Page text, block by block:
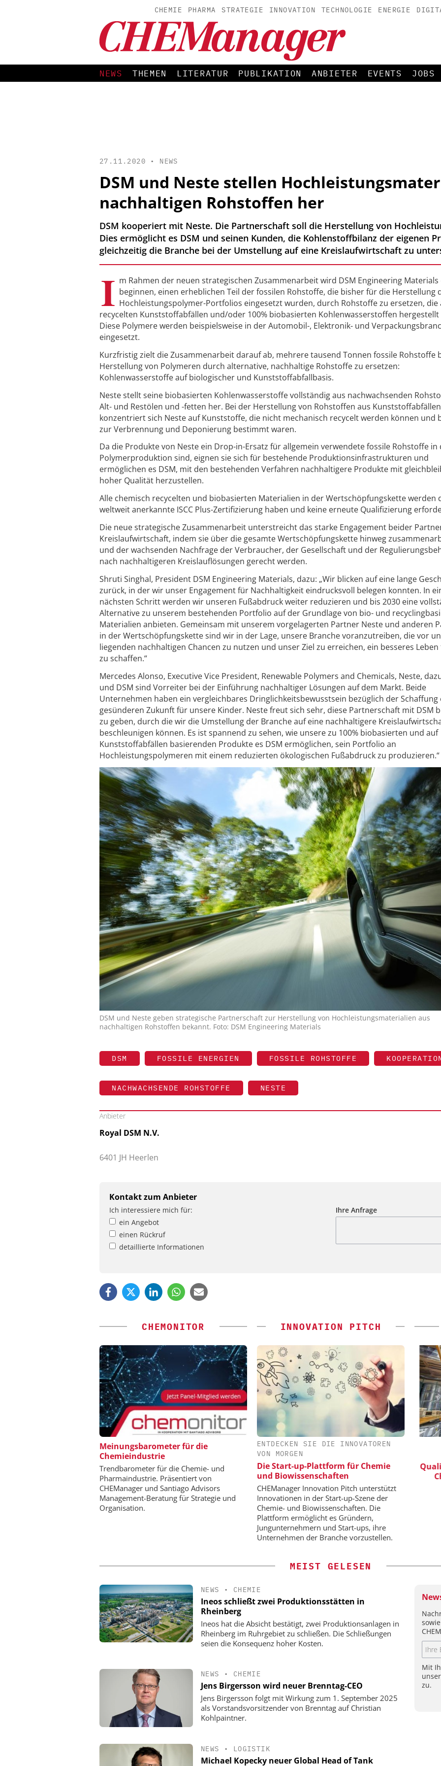
CHEMIE PHARMA STRATEGIE INNOVATION TECHNOLOGIE ENERGIE
NEWS THEMEN LITERATUR PUBLIKATION ANBIETER EVENTS JOBS
27.11.2020 • NEWS
DSM und Neste stellen
nachhaltigen Rohstoffen her
DSM kooperiert mit Neste. Die Partnerschaft soll die Herstellung von
Dies ermöglicht es DSM und seinen Kunden, die Kohlenstoffbilanz der eigenen
gleichzeitig die Branche bei der Umstellung auf eine Kreislaufwirtschaft zu
I m Rahmen der neuen strategischen Zusammenarbeit wird DSM Engineering
beginnen, einen erheblichen Teil der fossilen Rohstoffe, die bisher für die Herstellung
Hochleistungspolymer-Portfolios eingesetzt wurden, durch Rohstoffe zu ersetzen, die
recycelten Kunststoffabfällen und/oder 100% biobasierten Kohlenwasserstoffen
Diese Polymere werden beispielsweise in der Automobil-, Elektronik- und
eingesetzt.
Kurzfristig zielt die Zusammenarbeit darauf ab, mehrere tausend Tonnen fossile Rohstoffe
Herstellung von Polymeren durch alternative, nachhaltige Rohstoffe zu ersetzen:
Kohlenwasserstoffe auf biologischer und Kunststoffabfallbasis.
Neste stellt seine biobasierten Kohlenwasserstoffe vollständig aus nachwachsenden
Alt- und Restölen und -fetten her. Bei der Herstellung von Rohstoffen aus Kunststoffabfällen
konzentriert sich Neste auf Kunststoffe, die nicht mechanisch recycelt werden können und
zur Verbrennung und Deponierung bestimmt waren.
Da die Produkte von Neste ein Drop-in-Ersatz für allgemein verwendete fossile Rohstoffe in
Polymerproduktion sind, eignen sie sich für bestehende Produktionsinfrastrukturen und
ermöglichen es DSM, mit den bestehenden Verfahren nachhaltigere Produkte mit
hoher Qualität herzustellen.
Alle chemisch recycelten und biobasierten Materialien in der Wertschöpfungskette werden
weltweit anerkannte ISCC Plus-Zertifizierung haben und keine erneute Qualifizierung
Die neue strategische Zusammenarbeit unterstreicht das starke Engagement beider
Kreislaufwirtschaft, indem sie über die gesamte Wertschöpfungskette hinweg
und der wachsenden Nachfrage der Verbraucher, der Gesellschaft und der
nach nachhaltigeren Kreislauflösungen gerecht werden.
Shruti Singhal, President DSM Engineering Materials, dazu: „Wir blicken auf eine lange
zurück, in der wir unser Engagement für Nachhaltigkeit eindrucksvoll belegen konnten. In
nächsten Schritt werden wir unseren Fußabdruck weiter reduzieren und bis 2030 eine
Alternative zu unserem bestehenden Portfolio auf der Grundlage von bio- und
Materialien anbieten. Gemeinsam mit unserem vorgelagerten Partner Neste und anderen
in der Wertschöpfungskette sind wir in der Lage, unsere Branche voranzutreiben, die vor
liegenden nachhaltigen Chancen zu nutzen und unser Ziel zu erreichen, ein besseres
zu schaffen.“
Mercedes Alonso, Executive Vice President, Renewable Polymers and Chemicals, Neste,
und DSM sind Vorreiter bei der Einführung nachhaltiger Lösungen auf dem Markt. Beide
Unternehmen haben ein vergleichbares Dringlichkeitsbewusstsein bezüglich der Schaffung
gesünderen Zukunft für unsere Kinder. Neste freut sich sehr, diese Partnerschaft mit DSM
zu geben, durch die wir die Umstellung der Branche auf eine nachhaltigere
beschleunigen können. Es ist spannend zu sehen, wie unsere zu 100% biobasierten und auf
Kunststoffabfällen basierenden Produkte es DSM ermöglichen, sein Portfolio an
Hochleistungspolymeren mit einem reduzierten ökologischen Fußabdruck zu produzieren.“
DSM und Neste geben strategische Partnerschaft zur Herstellung von Hochleistungsmaterialien aus
nachhaltigen Rohstoffen bekannt. Foto: DSM Engineering Materials
DSM FOSSILE ENERGIEN FOSSILE ROHSTOFFE
NACHWACHSENDE ROHSTOFFE NESTE
Anbieter
Royal DSM N.V.
6401 JH Heerlen
Kontakt zum Anbieter
Ich interessiere mich für:
ein Angebot
einen Rückruf
detaillierte Informationen
Ihre Anfrage
CHEMONITOR
Meinungsbarometer für die
Chemieindustrie
Trendbarometer für die Chemie- und
Pharmaindustrie. Präsentiert von
CHEManager und Santiago Advisors
Management-Beratung für Strategie und
Organisation.
INNOVATION PITCH
ENTDECKEN SIE DIE INNOVATOREN
VON MORGEN
Die Start-up-Plattform für Chemie
und Biowissenschaften
CHEManager Innovation Pitch unterstützt
Innovationen in der Start-up-Szene der
Chemie- und Biowissenschaften. Die
Plattform ermöglicht es Gründern,
Jungunternehmern und Start-ups, ihre
Unternehmen der Branche vorzustellen.
DIPL.-ING. WILHELM SCHMIDT GMBH
Skalierbar vom Labor bis zur
Produktion
FETTE COMPACTING GMBH
Kleine Probe, große Wirkung
MEIST GELESEN
NEWS • CHEMIE
Ineos schließt zwei Produktionsstätten in
Rheinberg
Ineos hat die Absicht bestätigt, zwei Produktionsanlagen in
Rheinberg im Ruhrgebiet zu schließen. Die Schließungen
seien die Konsequenz hoher Kosten.
NEWS • CHEMIE
Jens Birgersson wird neuer Brenntag-CEO
Jens Birgersson folgt mit Wirkung zum 1. September 2025
als Vorstandsvorsitzender von Brenntag auf Christian
Kohlpaintner.
NEWS • LOGISTIK
Michael Kopecky neuer Global Head of Tank
Mit
zu.